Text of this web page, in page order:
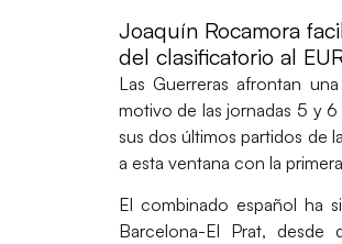
Joaquín Rocamora
del clasificatorio al
Las Guerreras afrontan
motivo de lasjornadas 5 y
sus dos últimos partidos de
a esta ventana con la
El combinado español ha
Barcelona-El Prat, desde